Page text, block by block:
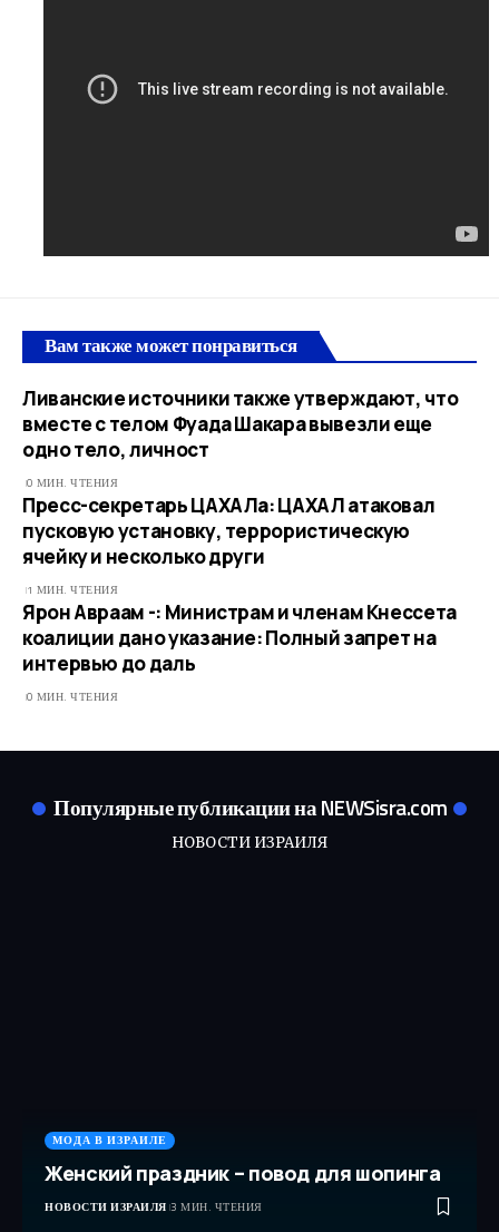
Вам также может понравиться
Ливанские источники также утверждают, что
вместе с телом Фуада Шакара вывезли еще
одно тело, личност
0 МИН. ЧТЕНИЯ
Пресс-секретарь ЦАХАЛа: ЦАХАЛ атаковал
пусковую установку, террористическую
ячейку и несколько други
1 МИН. ЧТЕНИЯ
Ярон Авраам -: Министрам и членам Кнессета
коалиции дано указание: Полный запрет на
интервью до даль
0 МИН. ЧТЕНИЯ
Популярные публикации на NEWSisra.com
НОВОСТИ ИЗРАИЛЯ
МОДА В ИЗРАИЛЕ
Женский праздник – повод для шопинга
НОВОСТИ ИЗРАИЛЯ 3 МИН. ЧТЕНИЯ